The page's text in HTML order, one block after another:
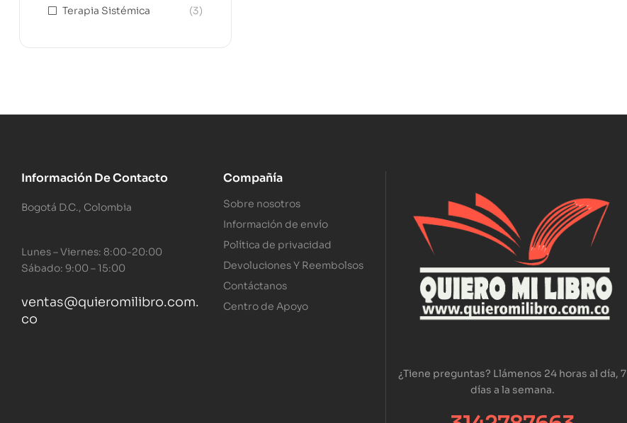
Terapia Sistémica (3)
Información De Contacto
Bogotá D.C., Colombia
Lunes – Viernes: 8:00-20:00
Sábado: 9:00 – 15:00
ventas@quieromilibro.com.
co
Compañía
Sobre nosotros
Información de envío
Política de privacidad
Devoluciones Y Reembolsos
Contáctanos
Centro de Apoyo
¿Tiene preguntas? Llámenos 24 horas al día, 7
días a la semana.